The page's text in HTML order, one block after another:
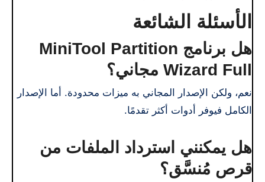
الأسئلة الشائعة
هل برنامج MiniTool Partition
Wizard Full مجاني؟
نعم، ولكن الإصدار المجاني به ميزات محدودة. أما الإصدار
الكامل فيوفر أدوات أكثر تقدمًا.
هل يمكنني استرداد الملفات من
قرص مُنسَّق؟